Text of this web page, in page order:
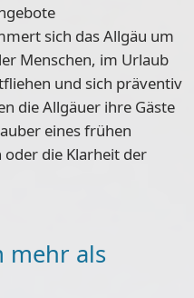
sich das Allgäu um
Menschen, im Urlaub
und sich präventiv
die Allgäuer ihre Gäste
eines frühen
die Klarheit der
mehr als